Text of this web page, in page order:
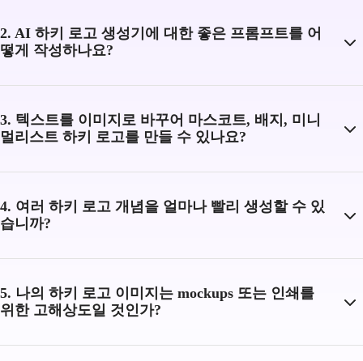
2. AI 하키 로고 생성기에 대한 좋은 프롬프트를 어
떻게 작성하나요?
3. 텍스트를 이미지로 바꾸어 마스코트, 배지, 미니
멀리스트 하키 로고를 만들 수 있나요?
4. 여러 하키 로고 개념을 얼마나 빨리 생성할 수 있
습니까?
5. 나의 하키 로고 이미지는 mockups 또는 인쇄를
위한 고해상도일 것인가?